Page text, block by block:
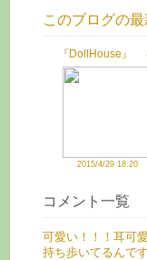
このブログの最
『DollHouse』
加させていただき
2015/4/29 18:20
コメント一覧
可愛い！！！耳可
持ち歩いてるんで